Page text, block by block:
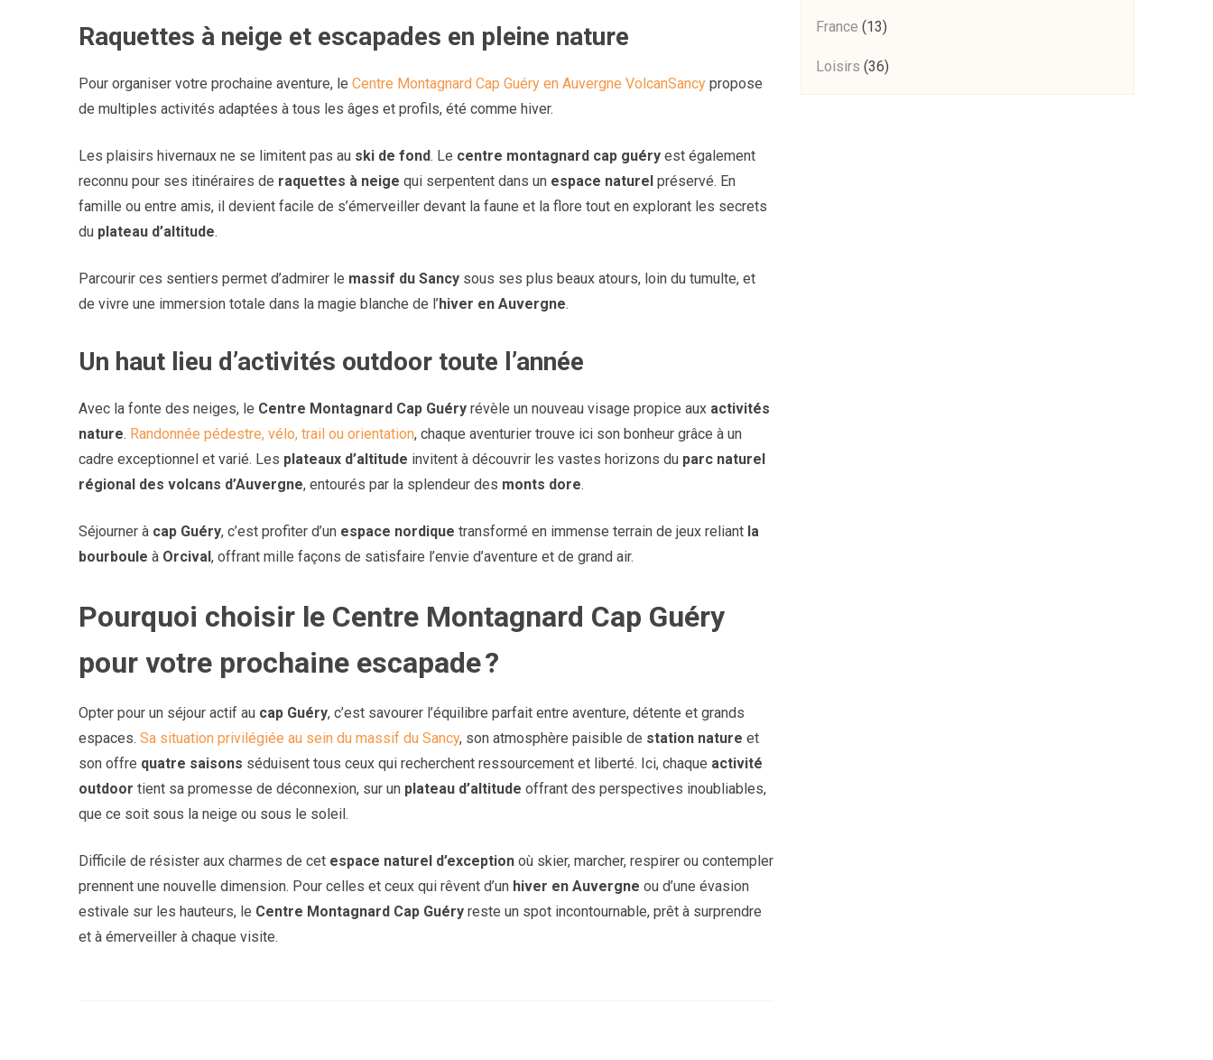
Raquettes à neige et escapades en pleine nature
Pour organiser votre prochaine aventure, le Centre Montagnard Cap Guéry en Auvergne VolcanSancy propose
de multiples activités adaptées à tous les âges et profils, été comme hiver.
Les plaisirs hivernaux ne se limitent pas au ski de fond. Le centre montagnard cap guéry est également
reconnu pour ses itinéraires de raquettes à neige qui serpentent dans un espace naturel préservé. En
famille ou entre amis, il devient facile de s’émerveiller devant la faune et la flore tout en explorant les secrets
du plateau d’altitude.
Parcourir ces sentiers permet d’admirer le massif du Sancy sous ses plus beaux atours, loin du tumulte, et
de vivre une immersion totale dans la magie blanche de l’hiver en Auvergne.
Un haut lieu d’activités outdoor toute l’année
Avec la fonte des neiges, le Centre Montagnard Cap Guéry révèle un nouveau visage propice aux activités
nature. Randonnée pédestre, vélo, trail ou orientation, chaque aventurier trouve ici son bonheur grâce à un
cadre exceptionnel et varié. Les plateaux d’altitude invitent à découvrir les vastes horizons du parc naturel
régional des volcans d’Auvergne, entourés par la splendeur des monts dore.
Séjourner à cap Guéry, c’est profiter d’un espace nordique transformé en immense terrain de jeux reliant la
bourboule à Orcival , offrant mille façons de satisfaire l’envie d’aventure et de grand air.
Pourquoi choisir le Centre Montagnard Cap Guéry
pour votre prochaine escapade ?
Opter pour un séjour actif au cap Guéry, c’est savourer l’équilibre parfait entre aventure, détente et grands
espaces. Sa situation privilégiée au sein du massif du Sancy, son atmosphère paisible de station nature et
son offre quatre saisons séduisent tous ceux qui recherchent ressourcement et liberté. Ici, chaque activité
outdoor tient sa promesse de déconnexion, sur un plateau d’altitude offrant des perspectives inoubliables,
que ce soit sous la neige ou sous le soleil.
Difficile de résister aux charmes de cet espace naturel d’exception où skier, marcher, respirer ou contempler
prennent une nouvelle dimension. Pour celles et ceux qui rêvent d’un hiver en Auvergne ou d’une évasion
estivale sur les hauteurs, le Centre Montagnard Cap Guéry reste un spot incontournable, prêt à surprendre
et à émerveiller à chaque visite.
France (13)
Loisirs (36)